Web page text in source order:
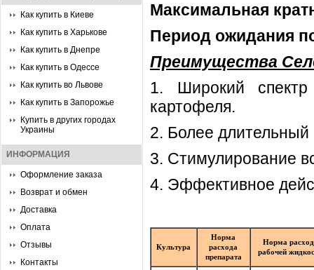
Как купить в Киеве
Как купить в Харькове
Как купить в Днепре
Как купить в Одессе
Как купить во Львове
Как купить в Запорожье
Купить в других городах
Украины
ИНФОРМАЦИЯ
Оформление заказа
Возврат и обмен
Доставка
Оплата
Отзывы
Контакты
Maкcимaльнaя
Период ожидания
Преимущества
1. Широкий
картофеля.
2. Более длительный
3. Стимулирование
4. Эффективное
Культура
Hopмa
pacxoдa
пpeпapaтa
Hopмa
paбoчeй